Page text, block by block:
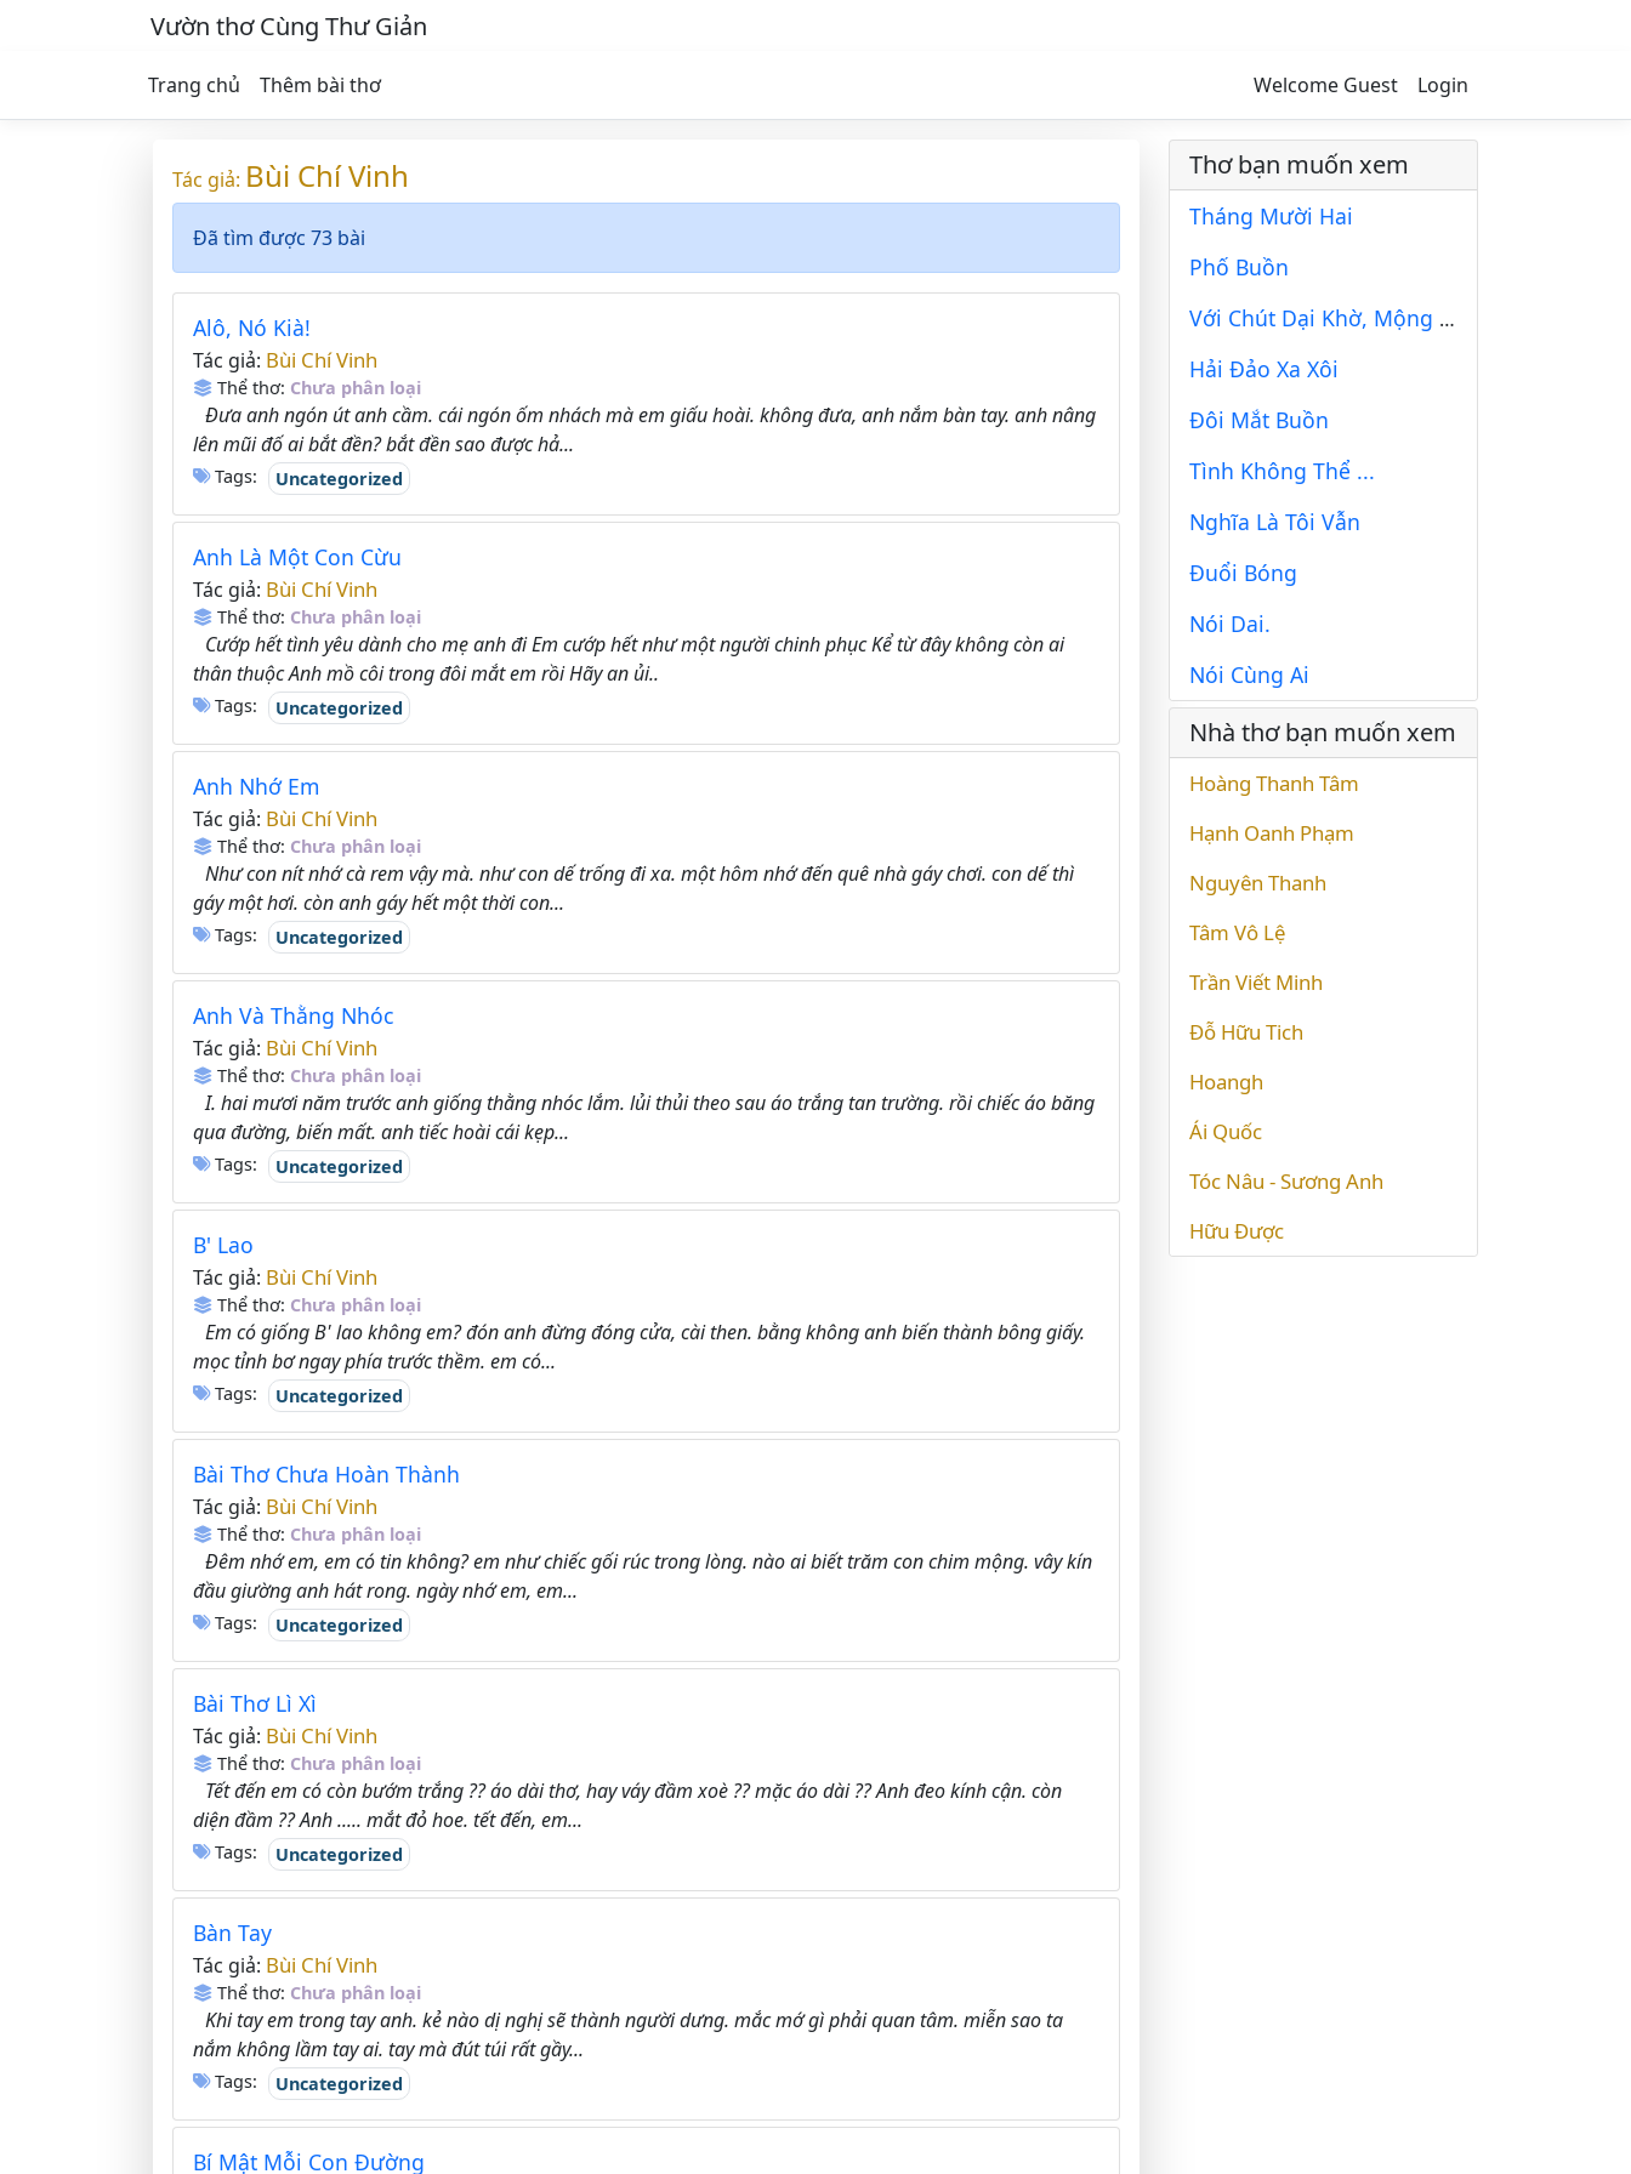
Vườn thơ Cùng Thư Giản
Trang chủ Thêm bài thơ Welcome Guest Login
Tác giả: Bùi Chí Vinh
Đã tìm được 73 bài
Alô, Nó Kià!
Tác giả: Bùi Chí Vinh
Thể thơ: Chưa phân loại
Đưa anh ngón út anh cầm. cái ngón ốm nhách mà em giấu hoài. không đưa, anh nắm bàn tay. anh nâng
lên mũi đố ai bắt đền? bắt đền sao được hả...
Tags: Uncategorized
Anh Là Một Con Cừu
Tác giả: Bùi Chí Vinh
Thể thơ: Chưa phân loại
Cướp hết tình yêu dành cho mẹ anh đi Em cướp hết như một người chinh phục Kể từ đây không còn ai
thân thuộc Anh mồ côi trong đôi mắt em rồi Hãy an ủi..
Tags: Uncategorized
Anh Nhớ Em
Tác giả: Bùi Chí Vinh
Thể thơ: Chưa phân loại
Như con nít nhớ cà rem vậy mà. như con dế trống đi xa. một hôm nhớ đến quê nhà gáy chơi. con dế thì
gáy một hơi. còn anh gáy hết một thời con...
Tags: Uncategorized
Anh Và Thằng Nhóc
Tác giả: Bùi Chí Vinh
Thể thơ: Chưa phân loại
I. hai mươi năm trước anh giống thằng nhóc lắm. lủi thủi theo sau áo trắng tan trường. rồi chiếc áo băng
qua đường, biến mất. anh tiếc hoài cái kẹp...
Tags: Uncategorized
B' Lao
Tác giả: Bùi Chí Vinh
Thể thơ: Chưa phân loại
Em có giống B' lao không em? đón anh đừng đóng cửa, cài then. bằng không anh biến thành bông giấy.
mọc tỉnh bơ ngay phía trước thềm. em có...
Tags: Uncategorized
Bài Thơ Chưa Hoàn Thành
Tác giả: Bùi Chí Vinh
Thể thơ: Chưa phân loại
Đêm nhớ em, em có tin không? em như chiếc gối rúc trong lòng. nào ai biết trăm con chim mộng. vây kín
đầu giường anh hát rong. ngày nhớ em, em...
Tags: Uncategorized
Bài Thơ Lì Xì
Tác giả: Bùi Chí Vinh
Thể thơ: Chưa phân loại
Tết đến em có còn bướm trắng ?? áo dài thơ, hay váy đầm xoè ?? mặc áo dài ?? Anh đeo kính cận. còn
diện đầm ?? Anh ..... mắt đỏ hoe. tết đến, em...
Tags: Uncategorized
Bàn Tay
Tác giả: Bùi Chí Vinh
Thể thơ: Chưa phân loại
Khi tay em trong tay anh. kẻ nào dị nghị sẽ thành người dưng. mắc mớ gì phải quan tâm. miễn sao ta
nắm không lầm tay ai. tay mà đút túi rất gầy...
Tags: Uncategorized
Bí Mật Mỗi Con Đường
Thơ bạn muốn xem
Tháng Mười Hai
Phố Buồn
Với Chút Dại Khờ, Mộng Mơ Thi Sĩ
Hải Đảo Xa Xôi
Đôi Mắt Buồn
Tình Không Thể ...
Nghĩa Là Tôi Vẫn
Đuổi Bóng
Nói Dai.
Nói Cùng Ai
Nhà thơ bạn muốn xem
Hoàng Thanh Tâm
Hạnh Oanh Phạm
Nguyên Thanh
Tâm Vô Lệ
Trần Viết Minh
Đỗ Hữu Tich
Hoangh
Ái Quốc
Tóc Nâu - Sương Anh
Hữu Được